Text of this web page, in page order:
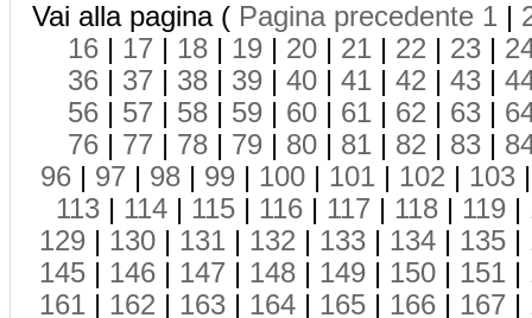
Vai alla pagina ( Pagina precedente 1 |
16 | 17 | 18 | 19 | 20 | 21 | 22 | 23 |
36 | 37 | 38 | 39 | 40 | 41 | 42 | 43 |
56 | 57 | 58 | 59 | 60 | 61 | 62 | 63 |
76 | 77 | 78 | 79 | 80 | 81 | 82 | 83 |
96 | 97 | 98 | 99 | 100 | 101 | 102 | 103
113 | 114 | 115 | 116 | 117 | 118 | 119 |
129 | 130 | 131 | 132 | 133 | 134 | 135 |
145 | 146 | 147 | 148 | 149 | 150 | 151 |
161 | 162 | 163 | 164 | 165 | 166 | 167 |